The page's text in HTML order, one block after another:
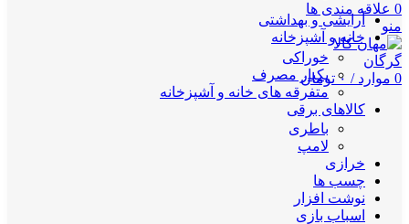
0 علاقه مندی ها
منو
0 موارد / ۰ تومان
آرایشی و بهداشتی
خانه و آشپزخانه
خوراکی
یکبار مصرف
متفرقه های خانه و آشپزخانه
کالاهای برقی
باطری
لامپ
خرازی
چسب ها
نوشت افزار
اسباب بازی